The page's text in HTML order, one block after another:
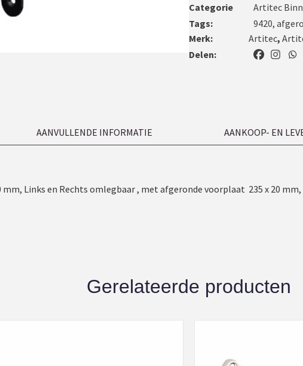
Categorie
Artitec
Tags:
9420,
Merk:
Artitec,
Delen:
AANVULLENDE INFORMATIE AANKOOP- EN
Links en Rechts omlegbaar , met afgeronde voorplaat 235 x 20
Gerelateerde producten